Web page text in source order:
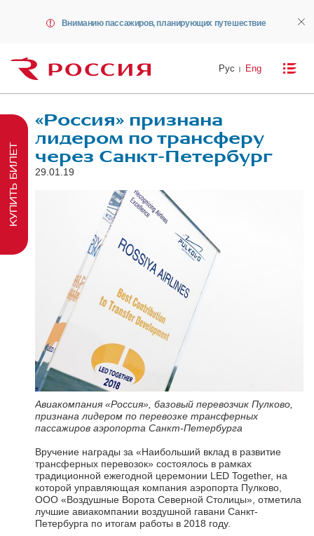
Вниманию пассажиров, планирующих путешествие
Рус Eng
«Россия» признана
лидером по трансферу
через Санкт-Петербург
29.01.19
Авиакомпания «Россия», базовый перевозчик Пулково,
признана лидером по перевозке трансферных
пассажиров аэропорта Санкт-Петербурга
Вручение награды за «Наибольший вклад в развитие
трансферных перевозок» состоялось в рамках
традиционной ежегодной церемонии LED Together, на
которой управляющая компания аэропорта Пулково,
ООО «Воздушные Ворота Северной Столицы», отметила
лучшие авиакомпании воздушной гавани Санкт-
Петербурга по итогам работы в 2018 году.
КУПИТЬ БИЛЕТ